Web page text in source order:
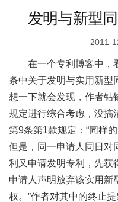
发明与新型
2011-
在一个专利博客中，
条中关于发明与实用新型
想一下就会发现，作者钻
规定进行综合考虑，没搞
第9条第1款规定：“同样
但是，同一申请人同日对
利又申请发明专利，先获
申请人声明放弃该实用新
权。”作者对其中的终止